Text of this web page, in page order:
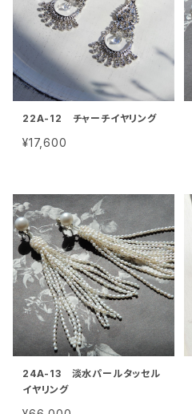
22A-12 チャーチイヤリング
¥17,600
24A-13 淡水パールタッセル
イヤリング